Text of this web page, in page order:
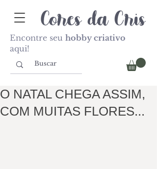
Encontre seu hobby criativo
aqui!
O NATAL CHEGA ASSIM,
COM MUITAS FLORES...